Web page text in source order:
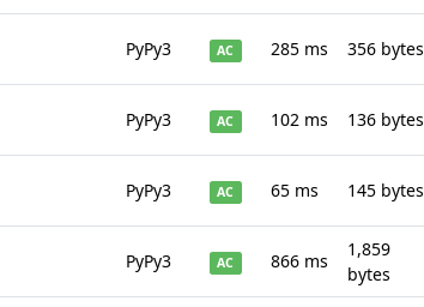
PyPy3 AC 285 ms 356 bytes
PyPy3 AC 102 ms 136 bytes
PyPy3 AC 65 ms 145 bytes
PyPy3 AC 866 ms
1,859
bytes